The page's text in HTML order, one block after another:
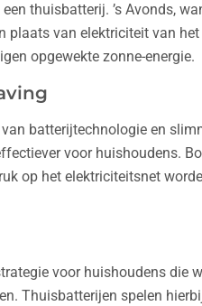
thuisbatterij. ’s Avonds,
plaats van elektriciteit van
opgewekte zonne-energie.
batterijtechnologie en
voor huishoudens.
op het elektriciteitsnet
voor huishoudens die
Thuisbatterijen spelen